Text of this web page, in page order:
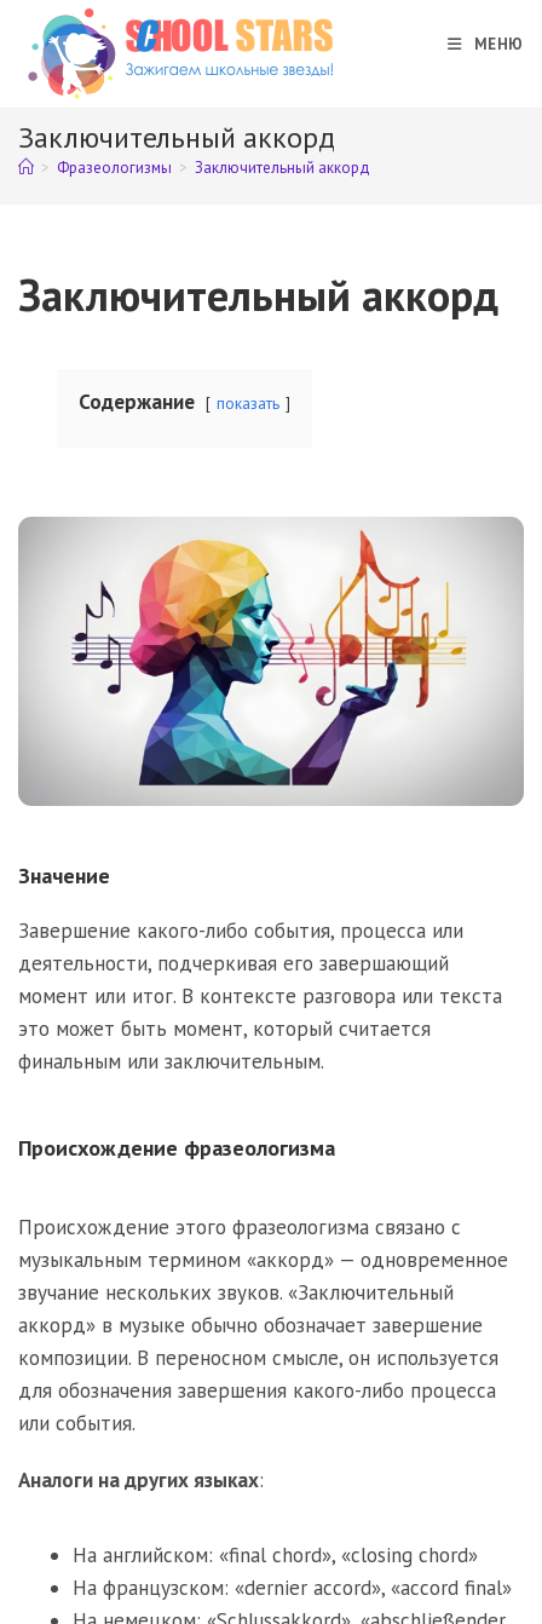
Перейти
содержимому
МЕНЮ
Заключительный аккорд
> Фразеологизмы > Заключительный аккорд
Заключительный аккорд
Содержание показать
Значение
Завершение какого-либо события, процесса или
деятельности, подчеркивая его завершающий
момент или итог. В контексте разговора или текста
это может быть момент, который считается
финальным или заключительным.
Происхождение фразеологизма
Происхождение этого фразеологизма связано с
музыкальным термином «аккорд» — одновременное
звучание нескольких звуков. «Заключительный
аккорд» в музыке обычно обозначает завершение
композиции. В переносном смысле, он используется
для обозначения завершения какого-либо процесса
или события.
Аналоги на других языках:
На английском: «final chord», «closing chord»
На французском: «dernier accord», «accord final»